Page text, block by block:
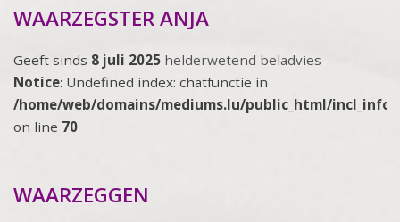
WAARZEGSTER ANJA
Geeft sinds 8 juli 2025 helderwetend beladvies
Notice: Undefined index: chatfunctie in
/home/web/domains/mediums.lu/public_html/
on line 70
WAARZEGGEN